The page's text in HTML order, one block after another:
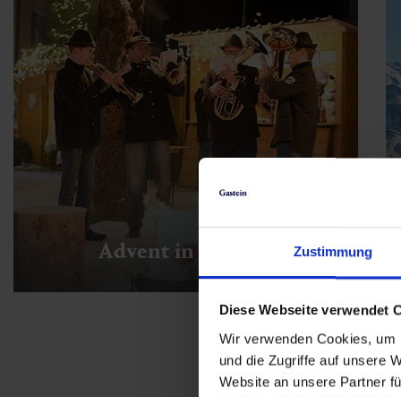
Zustimmung
Diese Webseite verwendet
Wir verwenden Cookies,
und die Zugriffe auf unsere
Website an unsere Partner
Advent in Gastein